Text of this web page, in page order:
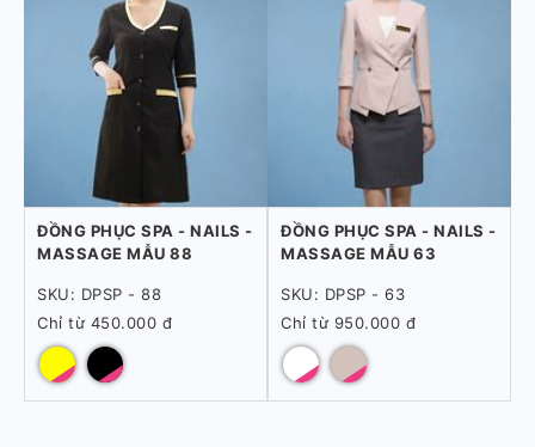
ĐỒNG PHỤC SPA - NAILS -
MASSAGE MẪU 88
SKU: DPSP - 88
Chỉ từ 450.000 đ
ĐỒNG PHỤC SPA - NAILS -
MASSAGE MẪU 63
SKU: DPSP - 63
Chỉ từ 950.000 đ